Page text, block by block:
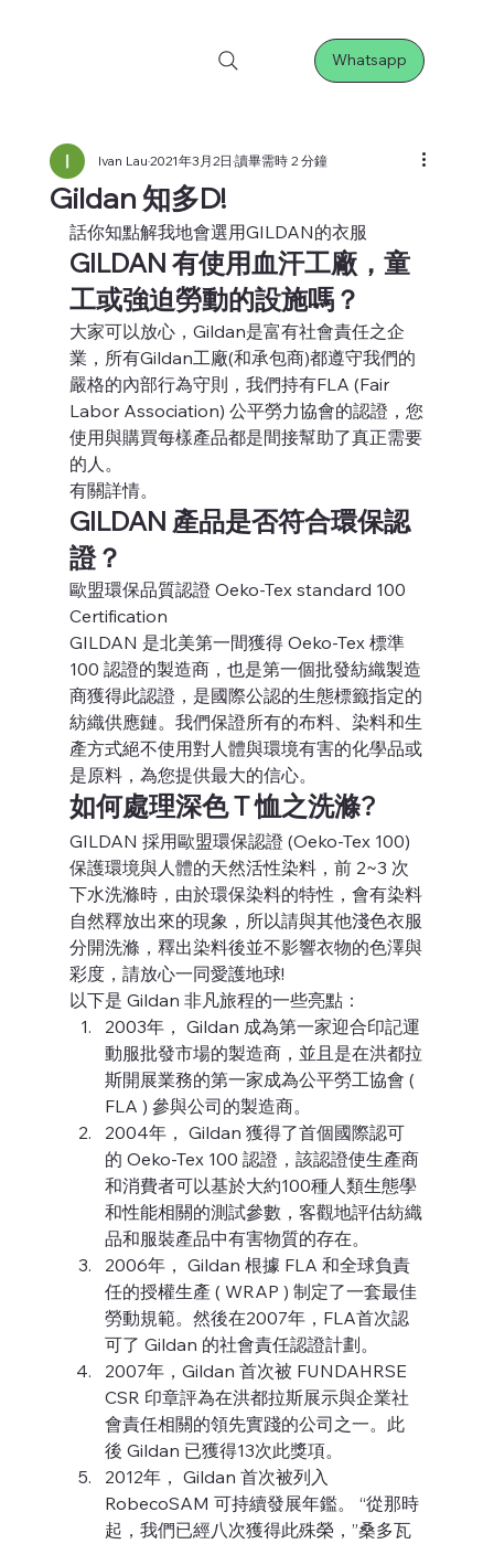
Whatsapp
Gildan 知多D!
Ivan Lau2021年3月2日 讀畢需時 2 分鐘
話你知點解我地會選用GILDAN的衣服
GILDAN 有使用血汗工廠，童
工或強迫勞動的設施嗎？
大家可以放心，Gildan是富有社會責任之企
業，所有Gildan工廠(和承包商)都遵守我們的
嚴格的內部行為守則，我們持有FLA (Fair
Labor Association) 公平勞力協會的認證，您
使用與購買每樣產品都是間接幫助了真正需要
的人。
有關詳情。
GILDAN 產品是否符合環保認
證？
歐盟環保品質認證 Oeko-Tex standard 100
Certification
GILDAN 是北美第一間獲得 Oeko-Tex 標準
100 認證的製造商，也是第一個批發紡織製造
商獲得此認證，是國際公認的生態標籤指定的
紡織供應鏈。我們保證所有的布料、染料和生
產方式絕不使用對人體與環境有害的化學品或
是原料，為您提供最大的信心。
如何處理深色 T 恤之洗滌?
GILDAN 採用歐盟環保認證 (Oeko-Tex 100)
保護環境與人體的天然活性染料，前 2~3 次
下水洗滌時，由於環保染料的特性，會有染料
自然釋放出來的現象，所以請與其他淺色衣服
分開洗滌，釋出染料後並不影響衣物的色澤與
彩度，請放心一同愛護地球!
以下是 Gildan 非凡旅程的一些亮點：
2003年， Gildan 成為第一家迎合印記運
動服批發市場的製造商，並且是在洪都拉
斯開展業務的第一家成為公平勞工協會 (
FLA ) 參與公司的製造商。
2004年， Gildan 獲得了首個國際認可
的 Oeko-Tex 100 認證，該認證使生產商
和消費者可以基於大約100種人類生態學
和性能相關的測試參數，客觀地評估紡織
品和服裝產品中有害物質的存在。
2006年， Gildan 根據 FLA 和全球負責
任的授權生產 ( WRAP ) 制定了一套最佳
勞動規範。然後在2007年，FLA首次認
可了 Gildan 的社會責任認證計劃。
2007年，Gildan 首次被 FUNDAHRSE
CSR 印章評為在洪都拉斯展示與企業社
會責任相關的領先實踐的公司之一。此
後 Gildan 已獲得13次此獎項。
2012年， Gildan 首次被列入
RobecoSAM 可持續發展年鑑。 “從那時
起，我們已經八次獲得此殊榮，”桑多瓦